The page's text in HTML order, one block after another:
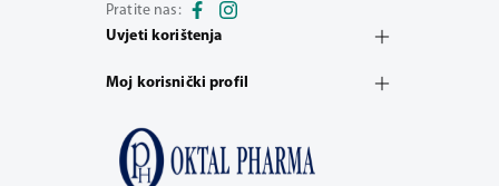
Pratite nas:
Uvjeti korištenja
Moj korisnički profil